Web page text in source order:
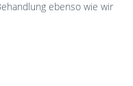
ebenso wie wir